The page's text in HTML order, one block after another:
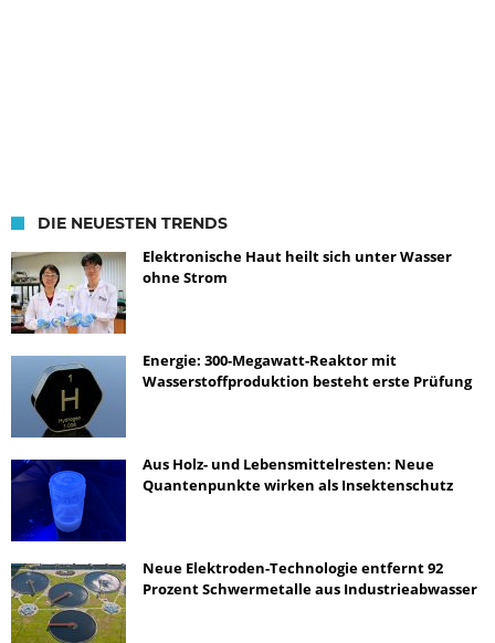
DIE NEUESTEN TRENDS
Elektronische Haut heilt sich unter Wasser
ohne Strom
Energie: 300-Megawatt-Reaktor mit
Wasserstoffproduktion besteht erste Prüfung
Aus Holz- und Lebensmittelresten: Neue
Quantenpunkte wirken als Insektenschutz
Neue Elektroden-Technologie entfernt 92
Prozent Schwermetalle aus Industrieabwasser